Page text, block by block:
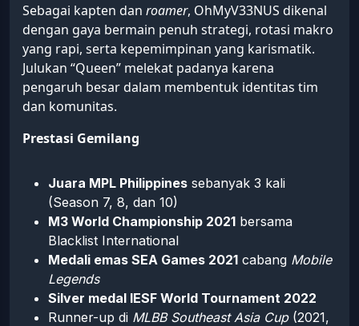
Sebagai kapten dan roamer, OhMyV33NUS dikenal
dengan gaya bermain penuh strategi, rotasi makro
yang rapi, serta kepemimpinan yang karismatik.
Julukan “Queen” melekat padanya karena
pengaruh besar dalam membentuk identitas tim
dan komunitas.
Prestasi Gemilang
Juara MPL Philippines sebanyak 3 kali
(Season 7, 8, dan 10)
M3 World Championship 2021 bersama
Blacklist International
Medali emas SEA Games 2021 cabang Mobile
Legends
Silver medal IESF World Tournament 2022
Runner-up di MLBB Southeast Asia Cup(2021,